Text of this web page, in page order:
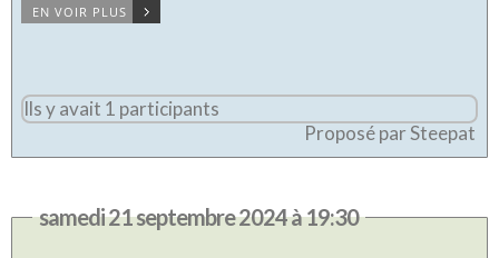
EN VOIR PLUS
Ils y avait 1 participants
Proposé par Steepat
samedi 21 septembre 2024 à 19:30